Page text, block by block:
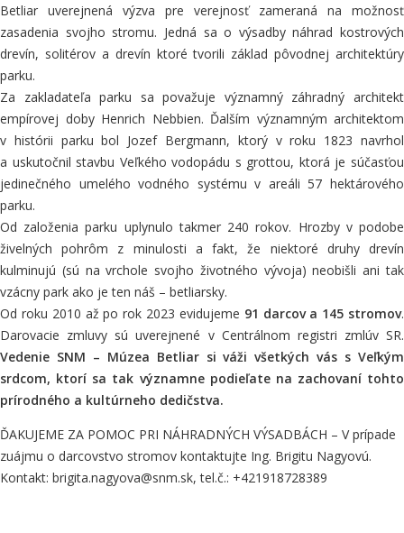
Betliar uverejnená výzva pre verejnosť zameraná na možnosť
zasadenia svojho stromu. Jedná sa o výsadby náhrad kostrových
drevín, solitérov a drevín ktoré tvorili základ pôvodnej architektúry
parku.
Za zakladateľa parku sa považuje významný záhradný architekt
empírovej doby Henrich Nebbien. Ďalším významným architektom
v histórii parku bol Jozef Bergmann, ktorý v roku 1823 navrhol
a uskutočnil stavbu Veľkého vodopádu s grottou, ktorá je súčasťou
jedinečného umelého vodného systému v areáli 57 hektárového
parku.
Od založenia parku uplynulo takmer 240 rokov. Hrozby v podobe
živelných pohrôm z minulosti a fakt, že niektoré druhy drevín
kulminujú (sú na vrchole svojho životného vývoja) neobišli ani tak
vzácny park ako je ten náš – betliarsky.
Od roku 2010 až po rok 2023 evidujeme 91 darcov a 145 stromov.
Darovacie zmluvy sú uverejnené v Centrálnom registri zmlúv SR.
Vedenie SNM – Múzea Betliar si váži všetkých vás s Veľkým
srdcom, ktorí sa tak významne podieľate na zachovaní tohto
prírodného a kultúrneho dedičstva.
ĎAKUJEME ZA POMOC PRI NÁHRADNÝCH VÝSADBÁCH – V prípade
zuájmu o darcovstvo stromov kontaktujte Ing. Brigitu Nagyovú.
Kontakt: brigita.nagyova@snm.sk, tel.č.: +421918728389